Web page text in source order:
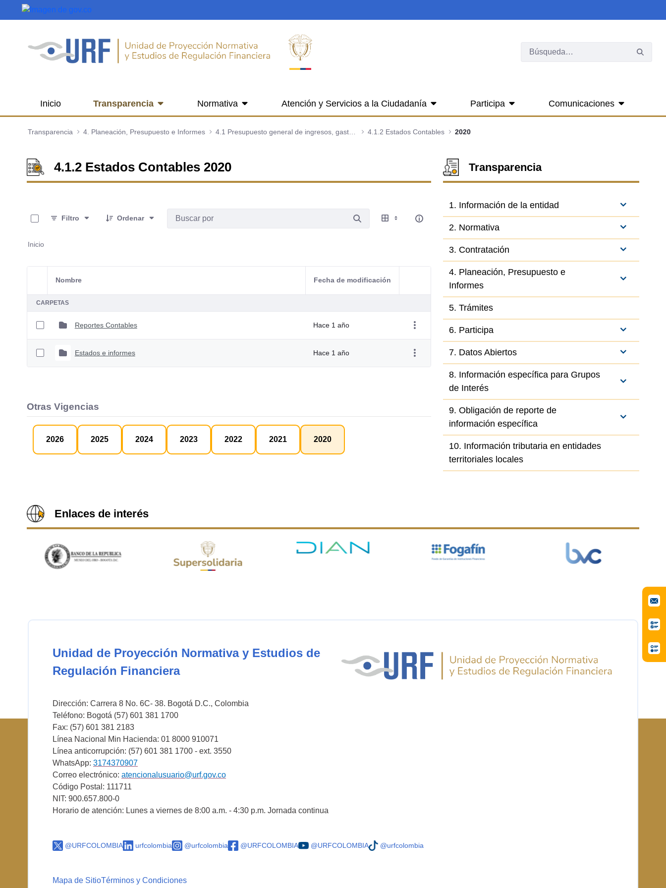
Saltar al contenido principal
Inicio Transparencia Normativa Atención y Servicios a la Ciudadanía Participa Comunicaciones
Transparencia 4. Planeación, Presupuesto e Informes 4.1 Presupuesto general de ingresos, gastos e inversión 4.1.2 Estados Contables 2020
4.1.2 Estados Contables 2020
Filtro
Ordenar
Inicio
Selección del elemento
Nombre Fecha de modificación
Acciones del elemento
CARPETAS
Reportes Contables Hace 1 año
Estados e informes Hace 1 año
Otras Vigencias
2026 2025 2024 2023 2022 2021 2020
Transparencia
1. Información de la entidad
2. Normativa
3. Contratación
4. Planeación, Presupuesto e
Informes
5. Trámites
6. Participa
7. Datos Abiertos
8. Información específica para Grupos
de Interés
9. Obligación de reporte de
información específica
10. Información tributaria en entidades
territoriales locales
Enlaces de interés
Unidad de Proyección Normativa y Estudios de
Regulación Financiera
Dirección: Carrera 8 No. 6C- 38. Bogotá D.C., Colombia
Teléfono: Bogotá (57) 601 381 1700
Fax: (57) 601 381 2183
Línea Nacional Min Hacienda: 01 8000 910071
Línea anticorrupción: (57) 601 381 1700 - ext. 3550
WhatsApp: 3174370907
Correo electrónico: atencionalusuario@urf.gov.co
Código Postal: 111711
NIT: 900.657.800-0
Horario de atención: Lunes a viernes de 8:00 a.m. - 4:30 p.m. Jornada continua
@URFCOLOMBIA urfcolombia @urfcolombia @URFCOLOMBIA @URFCOLOMBIA @urfcolombia
Mapa de SitioTérminos y Condiciones